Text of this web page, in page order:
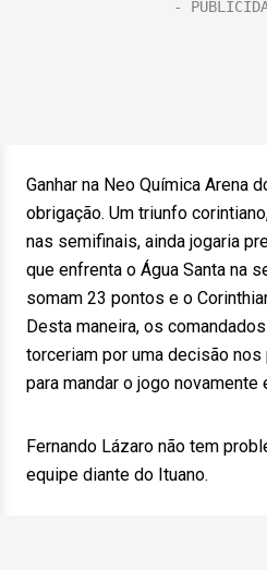
Ganhar na Neo Química Arena
obrigação. Um triunfo
nas semifinais, ainda jogaria
que enfrenta o Água Santa na
somam 23 pontos e o
Desta maneira, os
torceriam por uma decisão
para mandar o jogo novamente
Fernando Lázaro não tem
equipe diante do Ituano.